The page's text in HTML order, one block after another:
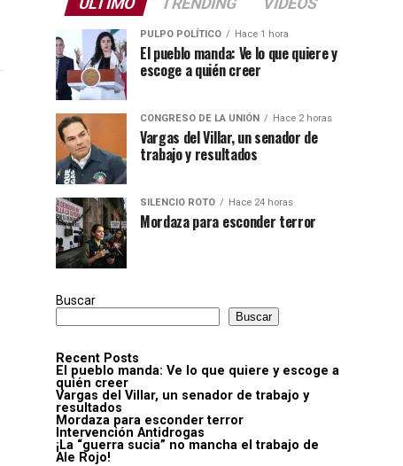
ÚLTIMO TRENDING VIDEOS
PULPO POLÍTICO Hace 1 hora
El pueblo manda: Ve lo que quiere y
escoge a quién creer
CONGRESO DE LA UNIÓN Hace 2 horas
Vargas del Villar, un senador de
trabajo y resultados
SILENCIO ROTO Hace 24 horas
Mordaza para esconder terror
Buscar
Buscar
Recent Posts
El pueblo manda: Ve lo que quiere y escoge a
quién creer
Vargas del Villar, un senador de trabajo y
resultados
Mordaza para esconder terror
Intervención Antidrogas
¡La “guerra sucia” no mancha el trabajo de
Ale Rojo!